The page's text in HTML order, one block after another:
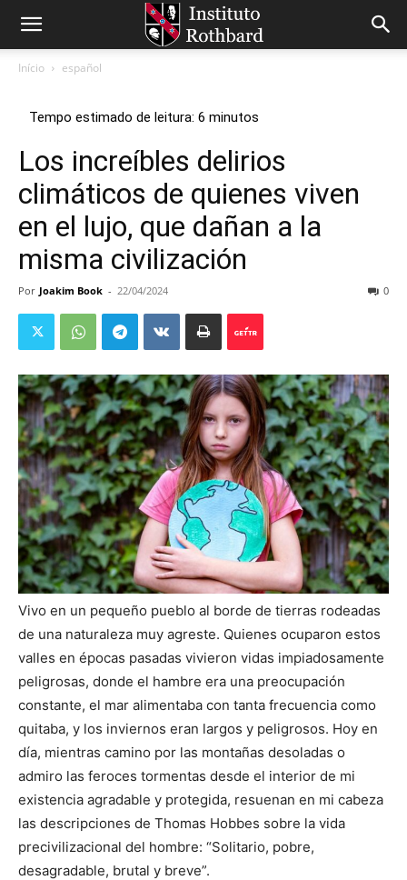
Início español
Los increíbles delirios
climáticos de quienes viven
en el lujo, que dañan a la
misma civilización
Por Joakim Book - 22/04/2024 0
Vivo en un pequeño pueblo al borde de tierras rodeadas
de una naturaleza muy agreste. Quienes ocuparon estos
valles en épocas pasadas vivieron vidas impiadosamente
peligrosas, donde el hambre era una preocupación
constante, el mar alimentaba con tanta frecuencia como
quitaba, y los inviernos eran largos y peligrosos. Hoy en
día, mientras camino por las montañas desoladas o
admiro las feroces tormentas desde el interior de mi
existencia agradable y protegida, resuenan en mi cabeza
las descripciones de Thomas Hobbes sobre la vida
precivilizacional del hombre: “Solitario, pobre,
desagradable, brutal y breve”.